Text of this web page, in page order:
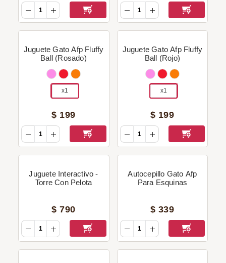
Juguete Gato Afp Fluffy
Ball (Rosado)
x1
$ 199
Juguete Gato Afp Fluffy
Ball (Rojo)
x1
$ 199
Juguete Interactivo -
Torre Con Pelota
$ 790
Autocepillo Gato Afp
Para Esquinas
$ 339